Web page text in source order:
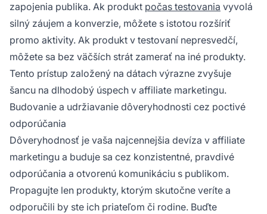
zapojenia publika. Ak produkt počas testovania vyvolá
silný záujem a konverzie, môžete s istotou rozšíriť
promo aktivity. Ak produkt v testovaní nepresvedčí,
môžete sa bez väčších strát zamerať na iné produkty.
Tento prístup založený na dátach výrazne zvyšuje
šancu na dlhodobý úspech v affiliate marketingu.
Budovanie a udržiavanie dôveryhodnosti cez poctivé
odporúčania
Dôveryhodnosť je vaša najcennejšia devíza v affiliate
marketingu a buduje sa cez konzistentné, pravdivé
odporúčania a otvorenú komunikáciu s publikom.
Propagujte len produkty, ktorým skutočne veríte a
odporučili by ste ich priateľom či rodine. Buďte